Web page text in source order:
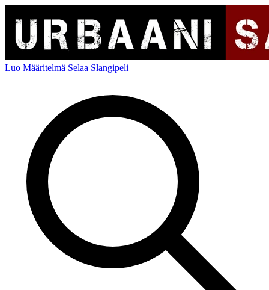
Luo Määritelmä Selaa Slangipeli